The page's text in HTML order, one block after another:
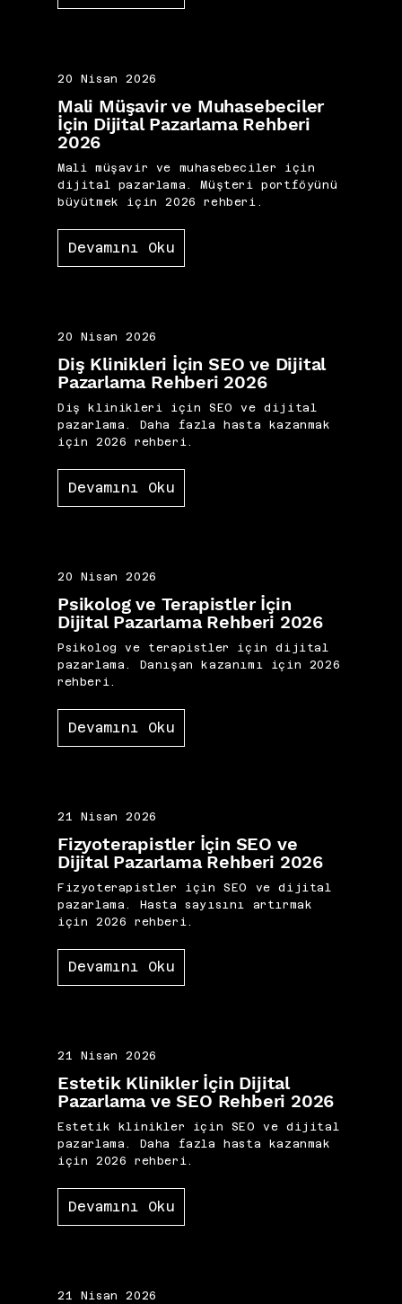
20 Nisan 2026
Mali Müşavir ve Muhasebeciler
İçin Dijital Pazarlama Rehberi
2026
Mali müşavir ve muhasebeciler için
dijital pazarlama. Müşteri portföyünü
büyütmek için 2026 rehberi.
Devamını Oku
20 Nisan 2026
Diş Klinikleri İçin SEO ve Dijital
Pazarlama Rehberi 2026
Diş klinikleri için SEO ve dijital
pazarlama. Daha fazla hasta kazanmak
için 2026 rehberi.
Devamını Oku
20 Nisan 2026
Psikolog ve Terapistler İçin
Dijital Pazarlama Rehberi 2026
Psikolog ve terapistler için dijital
pazarlama. Danışan kazanımı için 2026
rehberi.
Devamını Oku
21 Nisan 2026
Fizyoterapistler İçin SEO ve
Dijital Pazarlama Rehberi 2026
Fizyoterapistler için SEO ve dijital
pazarlama. Hasta sayısını artırmak
için 2026 rehberi.
Devamını Oku
21 Nisan 2026
Estetik Klinikler İçin Dijital
Pazarlama ve SEO Rehberi 2026
Estetik klinikler için SEO ve dijital
pazarlama. Daha fazla hasta kazanmak
için 2026 rehberi.
Devamını Oku
21 Nisan 2026